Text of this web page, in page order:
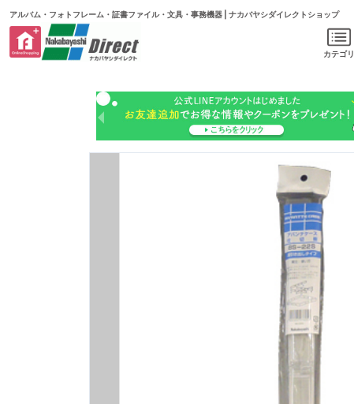
アルバム・フォトフレーム・証書ファイル・文具・事務機器 | ナカバヤシダイレクトショップ
カテゴリ